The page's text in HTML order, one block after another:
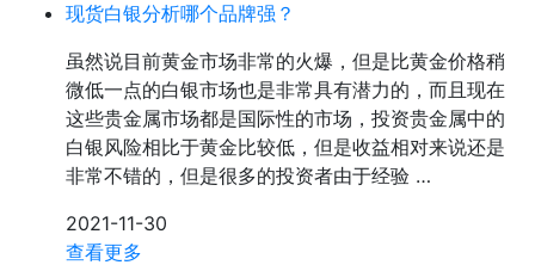
现货白银分析哪个品牌强？
虽然说目前黄金市场非常的火爆，但是比黄金价格稍
微低一点的白银市场也是非常具有潜力的，而且现在
这些贵金属市场都是国际性的市场，投资贵金属中的
白银风险相比于黄金比较低，但是收益相对来说还是
非常不错的，但是很多的投资者由于经验 …
2021-11-30
查看更多